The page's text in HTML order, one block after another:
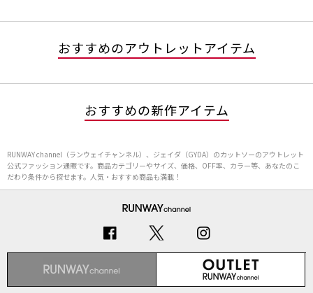
おすすめのアウトレットアイテム
おすすめの新作アイテム
RUNWAY channel（ランウェイチャンネル）、ジェイダ（GYDA）のカットソーのアウトレット
公式ファッション通販です。商品カテゴリーやサイズ、価格、OFF率、カラー等、あなたのこ
だわり条件から探せます。人気・おすすめ商品も満載！